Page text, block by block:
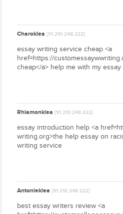
Charoklea[91.210.248.222]
essay writing service cheap <a
href=https://
cheap</a> help me with my essay
Rhiamonklea[91.210.248.222]
essay introduction help <a
writing.org>the help essay on
writing service
Antonieklea[91.210.248.222]
best essay writers review <a